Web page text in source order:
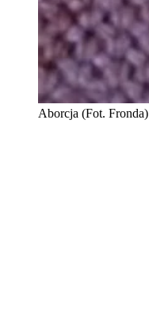
Aborcja (Fot. Fronda)